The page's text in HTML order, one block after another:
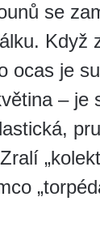
se
Když
ocas je
– je